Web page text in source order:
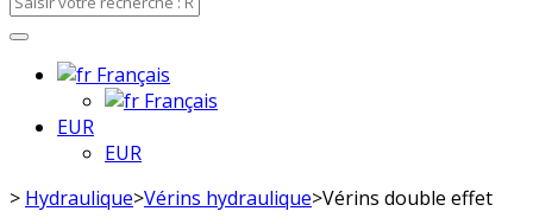
Français
Français
EUR
EUR
> Hydraulique>Vérins hydraulique>Vérins double effet